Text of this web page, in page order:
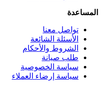
المساعدة
تواصل معنا
الأسئلة الشائعة
الشروط والأحكام
طلب صيانة
سياسة الخصوصية
سياسة إرضاء العملاء